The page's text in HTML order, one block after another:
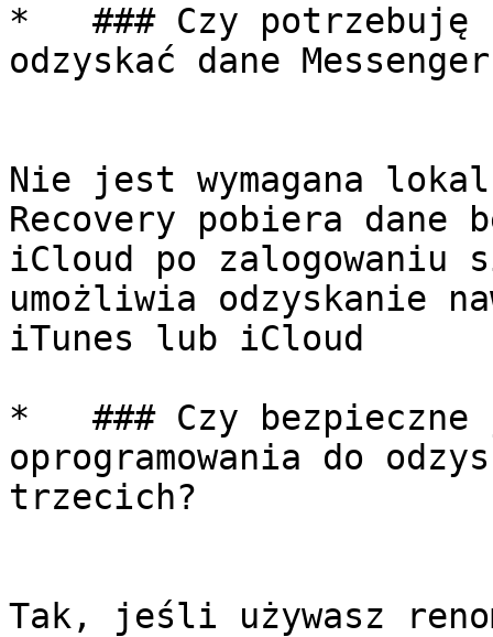
*   ### Czy potrzebuję
odzyskać dane
Nie jest wymagana
Recovery pobiera dane
iCloud po zalogowaniu
umożliwia odzyskanie
iTunes lub iCloud
*   ### Czy bezpieczne
oprogramowania do
trzecich?
Tak, jeśli używasz